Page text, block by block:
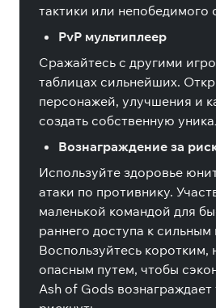
тактики или непобедимого
PvP мультиплеер
Cражайтесь с другими
таблицах сильнейших.
персонажей, улучшения и
создать собственную
Вознаграждение за
Используйте здоровье
атаки по противнику.
маленькой командой для
раннего доступа к сильным
Воспользуйтесь коротким,
опасным путем, чтобы
Ash of Gods вознаграждает